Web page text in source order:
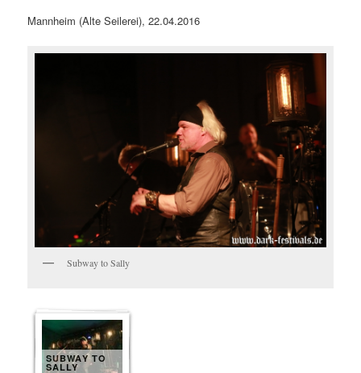
Mannheim (Alte Seilerei), 22.04.2016
Subway to Sally
SUBWAY TO
SALLY